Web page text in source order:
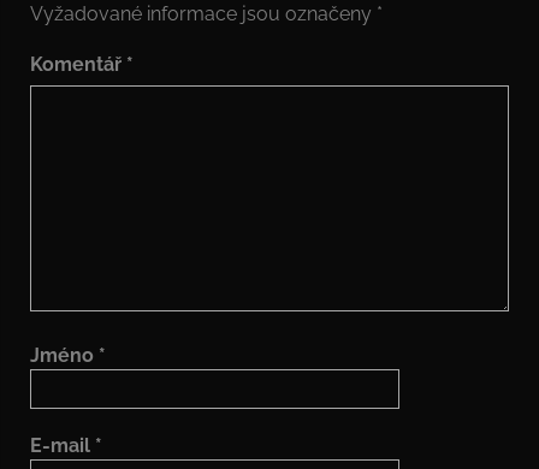
Vyžadované informace jsou označeny *
Komentář *
Jméno *
E-mail *